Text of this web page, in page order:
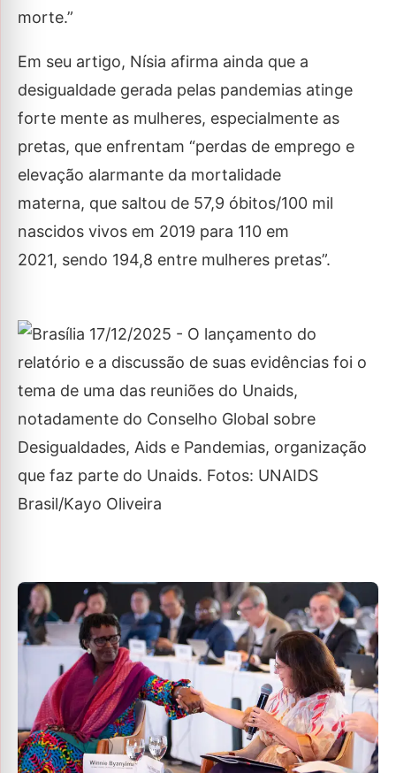
morte.”
Em seu artigo, Nísia afirma ainda que a
desigualdade gerada pelas pandemias atinge
forte mente as mulheres, especialmente as
pretas, que enfrentam “perdas de emprego e
elevação alarmante da mortalidade
materna, que saltou de 57,9 óbitos/100 mil
nascidos vivos em 2019 para 110 em
2021, sendo 194,8 entre mulheres pretas”.